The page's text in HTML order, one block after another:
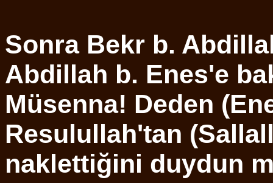
Sonra Bekr b.
Abdillah b. Enes'e
Müsenna! Deden
Resulullah'tan
naklettiğini duydun